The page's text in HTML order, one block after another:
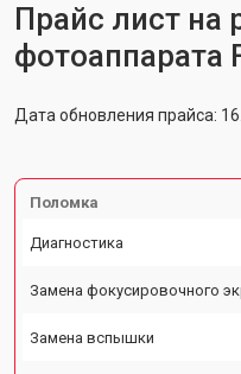
Прайс лист на
фотоаппарата
Дата обновления прайса:
Поломка
Диагностика
Замена фокусировочного
Замена вспышки